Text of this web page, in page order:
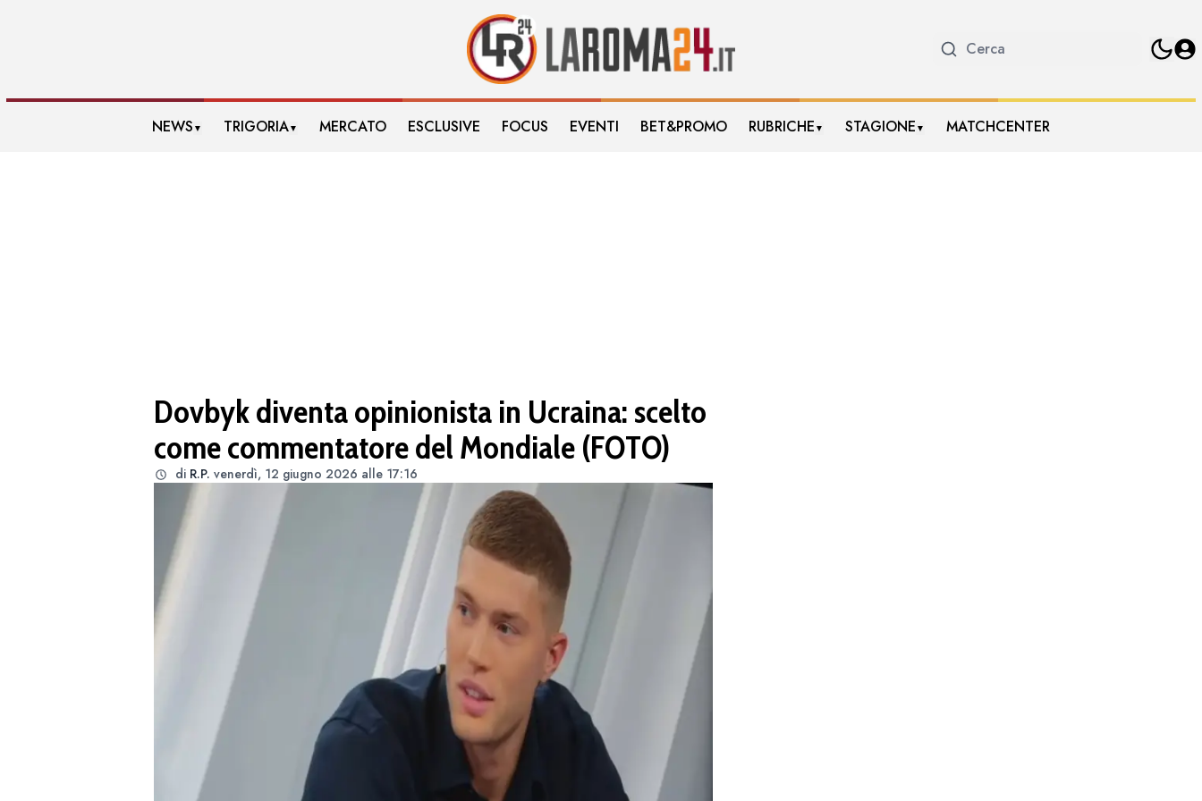
NEWS ▼ TRIGORIA▼ MERCATO ESCLUSIVE FOCUS EVENTI BET&PROMO RUBRICHE ▼ STAGIONE ▼ MATCHCENTER
Dovbyk diventa opinionista in Ucraina: scelto
come commentatore del Mondiale (FOTO)
di R.P. venerdì, 12 giugno 2026 alle 17:16